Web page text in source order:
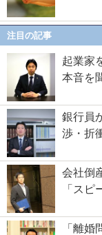
注目の記事
起業家
本音を
銀行員
渉・折
会社倒
「スピ
「離